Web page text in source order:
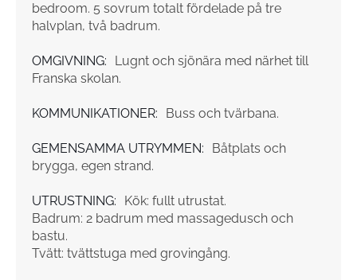
bedroom. 5 sovrum totalt fördelade på tre
halvplan, två badrum.
OMGIVNING:
Lugnt och sjönära med närhet till
Franska skolan.
KOMMUNIKATIONER: Buss och tvärbana.
GEMENSAMMA UTRYMMEN:
Båtplats och
brygga, egen strand.
UTRUSTNING:
Kök: fullt utrustat.
Badrum: 2 badrum med massagedusch och
bastu.
Tvätt: tvättstuga med grovingång.